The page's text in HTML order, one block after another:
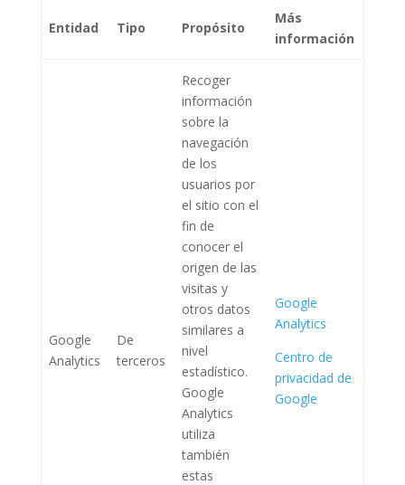
Entidad Tipo Propósito
Más
información
Google
Analytics
De
terceros
Recoger
información
sobre la
navegación
de los
usuarios por
el sitio con el
fin de
conocer el
origen de las
visitas y
otros datos
similares a
nivel
estadístico.
Google
Analytics
utiliza
también
estas
Google
Analytics
Centro de
privacidad de
Google